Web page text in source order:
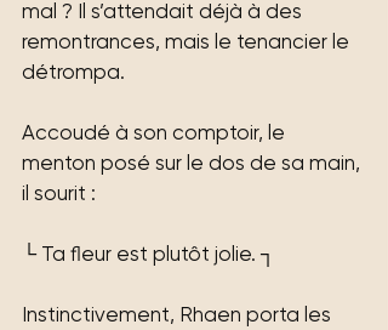
mal ? Il s’attendait déjà à des
remontrances, mais le tenancier le
détrompa.
Accoudé à son comptoir, le
menton posé sur le dos de sa main,
il sourit :
└ Ta fleur est plutôt jolie. ┐
Instinctivement, Rhaen porta les